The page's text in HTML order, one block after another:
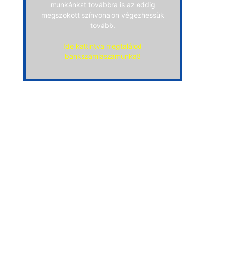
munkánkat továbbra is az eddig
megszokott színvonalon végezhessük
tovább.
Ide kattintva megtalálod
bankszámlaszámunkat!